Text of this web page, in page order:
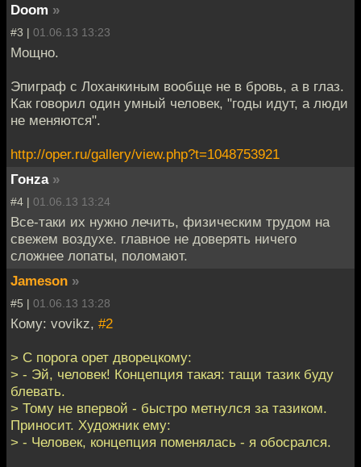
Doom »
#3 | 01.06.13 13:23
Мощно.
Эпиграф с Лоханкиным вообще не в бровь, а в глаз.
Как говорил один умный человек, "годы идут, а люди
не меняются".
http://oper.ru/gallery/view.php?t=1048753921
Гонzа »
#4 | 01.06.13 13:24
Все-таки их нужно лечить, физическим трудом на
свежем воздухе. главное не доверять ничего
сложнее лопаты, поломают.
Jameson »
#5 | 01.06.13 13:28
Кому: vovikz, #2
> С порога орет дворецкому:
> - Эй, человек! Концепция такая: тащи тазик буду
блевать.
> Тому не впервой - быстро метнулся за тазиком.
Приносит. Художник ему:
> - Человек, концепция поменялась - я обосрался.